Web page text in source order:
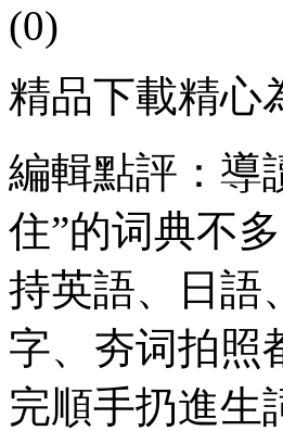
(0)
精品下載精心
編輯點評：導
住”的词典不
持英語、日語
字、夯词拍照
完順手扔進生